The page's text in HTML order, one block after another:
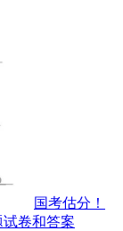
国考估分！
试卷和答案